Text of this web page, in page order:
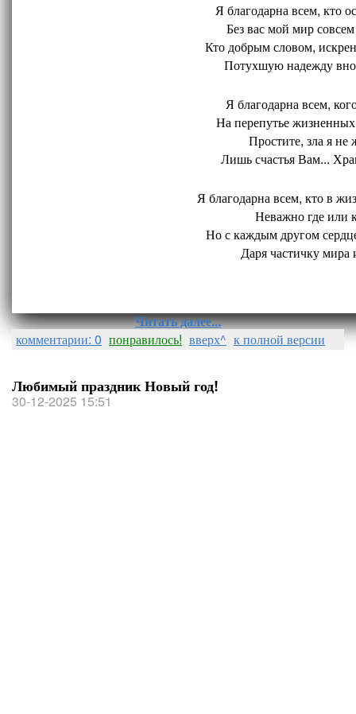
Я благодарна всем, кто
Без вас мой мир
Кто добрым словом,
Потухшую надежду
Я благодарна всем,
На перепутье
Простите, зла я не
Лишь счастья Вам...
Я благодарна всем, кто в
Неважно где или
Но с каждым другом
Даря частичку мира
Читать далее...
комментарии: 0 понравилось! вверх^ к полной версии
Любимый праздник Новый год!
30-12-2025 15:51